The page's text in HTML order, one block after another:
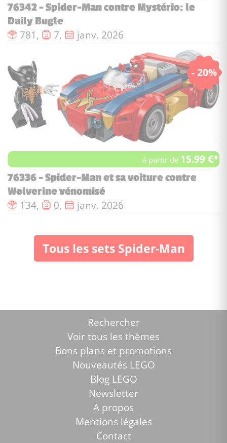
76342 - Spider-Man contre Mystério: le
Daily Bugle
Nombre de pièces :
781, Nombre de figurines :
7, Date de sortie :
janv. 2026
- 20%
à partir de 15.99 €*
76336 - Spider-Man et sa voiture contre
Wolverine vénomisé
Nombre de pièces :
134, Nombre de figurines :
0, Date de sortie :
janv. 2026
Tous les sets Spider-Man
Rechercher
Voir tous les thèmes
Bons plans et promotions
Nouveautés LEGO
Blog LEGO
Newsletter
A propos
Mentions légales
Contact